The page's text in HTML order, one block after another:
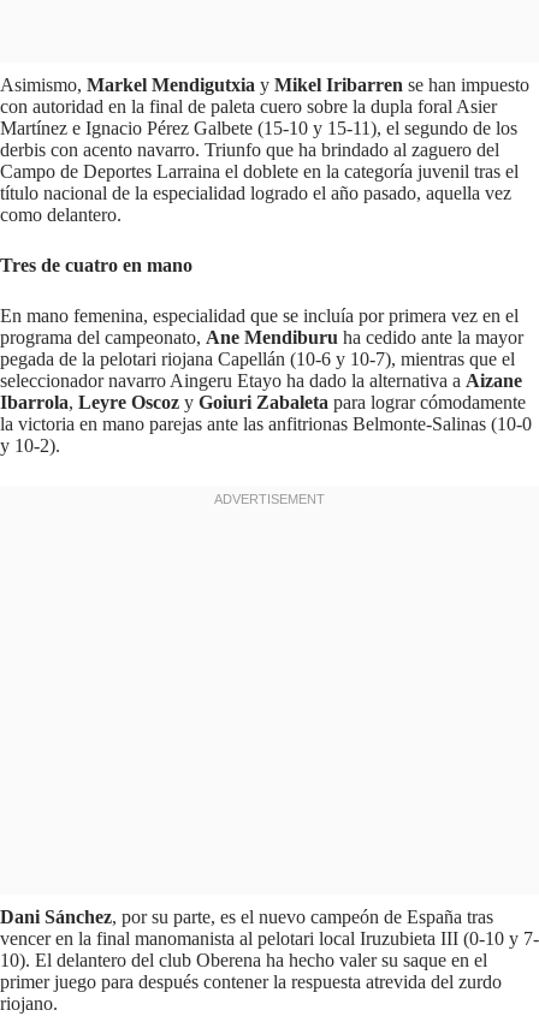
Asimismo, Markel Mendigutxia y Mikel Iribarren se han impuesto
con autoridad en la final de paleta cuero sobre la dupla foral Asier
Martínez e Ignacio Pérez Galbete (15-10 y 15-11), el segundo de los
derbis con acento navarro. Triunfo que ha brindado al zaguero del
Campo de Deportes Larraina el doblete en la categoría juvenil tras el
título nacional de la especialidad logrado el año pasado, aquella vez
como delantero.
Tres de cuatro en mano
En mano femenina, especialidad que se incluía por primera vez en el
programa del campeonato, Ane Mendiburu ha cedido ante la mayor
pegada de la pelotari riojana Capellán (10-6 y 10-7), mientras que el
seleccionador navarro Aingeru Etayo ha dado la alternativa a Aizane
Ibarrola, Leyre Oscoz y Goiuri Zabaleta para lograr cómodamente
la victoria en mano parejas ante las anfitrionas Belmonte-Salinas (10-0
y 10-2).
Dani Sánchez, por su parte, es el nuevo campeón de España tras
vencer en la final manomanista al pelotari local Iruzubieta III (0-10 y 7-
10). El delantero del club Oberena ha hecho valer su saque en el
primer juego para después contener la respuesta atrevida del zurdo
riojano.